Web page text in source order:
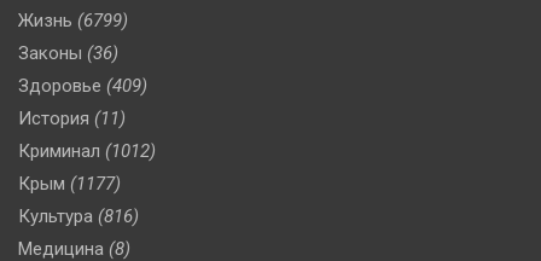
Жизнь (6799)
Законы (36)
Здоровье (409)
История (11)
Криминал (1012)
Крым (1177)
Культура (816)
Медицина (8)